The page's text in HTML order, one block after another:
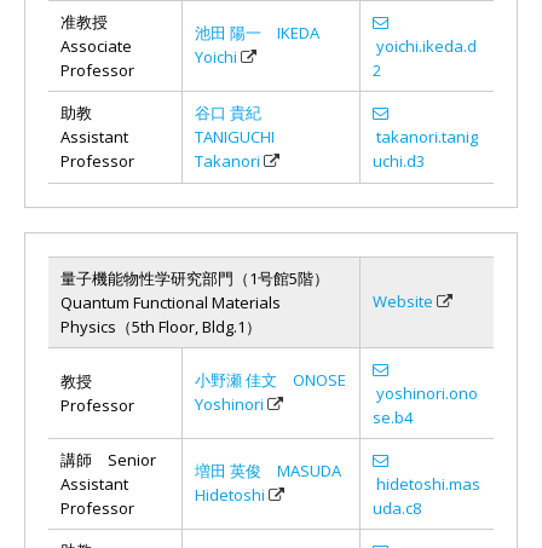
准教授
Associate
Professor
池田 陽一 IKEDA
Yoichi
yoichi.ikeda.d
2
助教
Assistant
Professor
谷口 貴紀
TANIGUCHI
Takanori
takanori.tanig
uchi.d3
量子機能物性学研究部門（1号館5階）
Quantum Functional Materials
Physics（5th Floor, Bldg.1）
Website
教授
Professor
小野瀬 佳文 ONOSE
Yoshinori
yoshinori.ono
se.b4
講師 Senior
Assistant
Professor
増田 英俊 MASUDA
Hidetoshi
hidetoshi.mas
uda.c8